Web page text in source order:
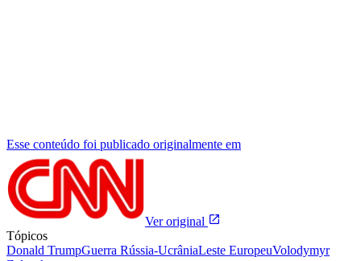
Esse conteúdo foi publicado originalmente em
Ver original
Tópicos
Donald TrumpGuerra Rússia-UcrâniaLeste EuropeuVolodymyr